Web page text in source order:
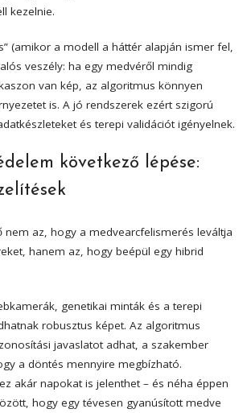
kezelnie.
(amikor a modell a háttér alapján ismer fel,
veszély: ha egy medvéről mindig
van kép, az algoritmus könnyen
is. A jó rendszerek ezért szigorú
és terepi validációt igényelnek.
következő lépése:
nem az, hogy a medvearcfelismerés leváltja
hanem az, hogy beépül egy hibrid
genetikai minták és a terepi
robusztus képet. Az algoritmus
javaslatot adhat, a szakember
a döntés mennyire megbízható.
akár napokat is jelenthet – és néha éppen
hogy egy tévesen gyanúsított medve